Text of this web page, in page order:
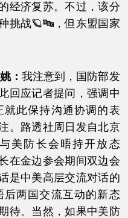
经济复苏。不过，该分
挑战🪐🔤，但东盟国家
： 我注意到，国防部发
回应记者提问，强调中
此保持沟通协调的表
。路透社周日发自北京
美防长会晤持开放态
在金边参会期间双边会
是中美高层交流对话的
两国交流互动的新态
待。当然，如果中美防